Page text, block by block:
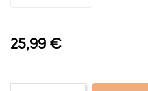
25,99 €